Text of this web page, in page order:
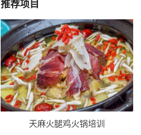
推荐项目
天麻火腿鸡火锅培训